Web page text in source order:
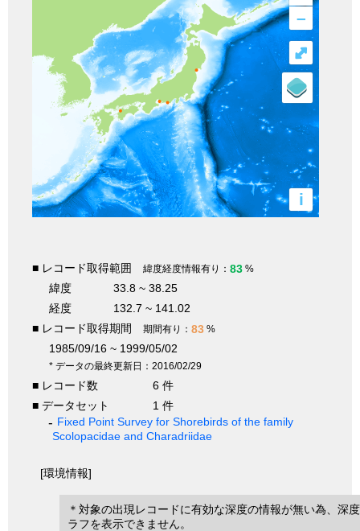
–
i
⤢
■ レコード取得範囲 緯度経度情報有り： 83 %
緯度
33.8 ~ 38.25
経度
132.7 ~ 141.02
■ レコード取得期間
期間有り： 83 %
1985/09/16 ~ 1999/05/02
* データの最終更新日：2016/02/29
■ レコード数
6 件
■ データセット
1 件
Fixed Point Survey for Shorebirds of the family
Scolopacidae and Charadriidae
[環境情報]
＊対象の出現レコードに有効な深度の情報が無い為、深
ラフを表示できません。